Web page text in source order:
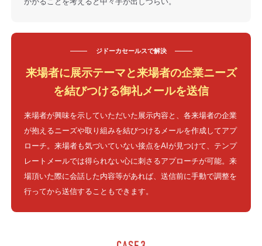
ジドーカセールスで解決
来場者に展示テーマと来場者の企業ニーズ
を結びつける御礼メールを送信
来場者が興味を示していただいた展示内容と、各来場者の企業
が抱えるニーズや取り組みを結びつけるメールを作成してアプ
ローチ。来場者も気づいていない接点をAIが見つけて、テンプ
レートメールでは得られない心に刺さるアプローチが可能。来
場頂いた際に会話した内容等があれば、送信前に手動で調整を
行ってから送信することもできます。